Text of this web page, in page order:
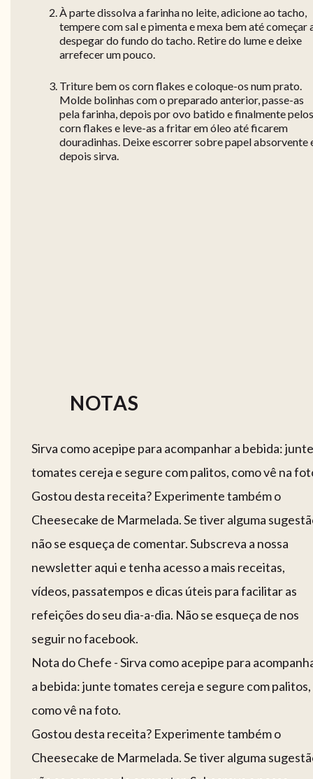
À parte dissolva a farinha no leite, adicione ao tacho,
tempere com sal e pimenta e mexa bem até começar
despegar do fundo do tacho. Retire do lume e deixe
arrefecer um pouco.
Triture bem os corn flakes e coloque-os num prato.
Molde bolinhas com o preparado anterior, passe-as
pela farinha, depois por ovo batido e finalmente pelos
corn flakes e leve-as a fritar em óleo até ficarem
douradinhas. Deixe escorrer sobre papel absorvente
depois sirva.
NOTAS
Sirva como acepipe para acompanhar a bebida: junte
tomates cereja e segure com palitos, como vê na
Gostou desta receita? Experimente também o
Cheesecake de Marmelada. Se tiver alguma
não se esqueça de comentar. Subscreva a nossa
newsletter aqui e tenha acesso a mais receitas,
vídeos, passatempos e dicas úteis para facilitar as
refeições do seu dia-a-dia. Não se esqueça de nos
seguir no facebook.
Nota do Chefe - Sirva como acepipe para
a bebida: junte tomates cereja e segure com palitos,
como vê na foto.
Gostou desta receita? Experimente também o
Cheesecake de Marmelada. Se tiver alguma